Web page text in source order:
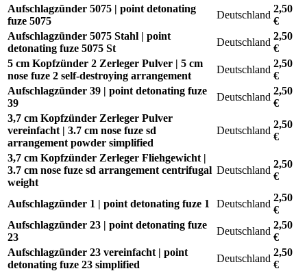
Aufschlagzünder 5075 | point detonating
fuze 5075
Deutschland
2,50
€
Aufschlagzünder 5075 Stahl | point
detonating fuze 5075 St
Deutschland
2,50
€
5 cm Kopfzünder 2 Zerleger Pulver | 5 cm
nose fuze 2 self-destroying arrangement
Deutschland
2,50
€
Aufschlagzünder 39 | point detonating fuze
39
Deutschland
2,50
€
3,7 cm Kopfzünder Zerleger Pulver
vereinfacht | 3.7 cm nose fuze sd
arrangement powder simplified
Deutschland
2,50
€
3,7 cm Kopfzünder Zerleger Fliehgewicht |
3.7 cm nose fuze sd arrangement centrifugal
weight
Deutschland
2,50
€
Aufschlagzünder 1 | point detonating fuze 1 Deutschland
2,50
€
Aufschlagzünder 23 | point detonating fuze
23
Deutschland
2,50
€
Aufschlagzünder 23 vereinfacht | point
detonating fuze 23 simplified
Deutschland
2,50
€